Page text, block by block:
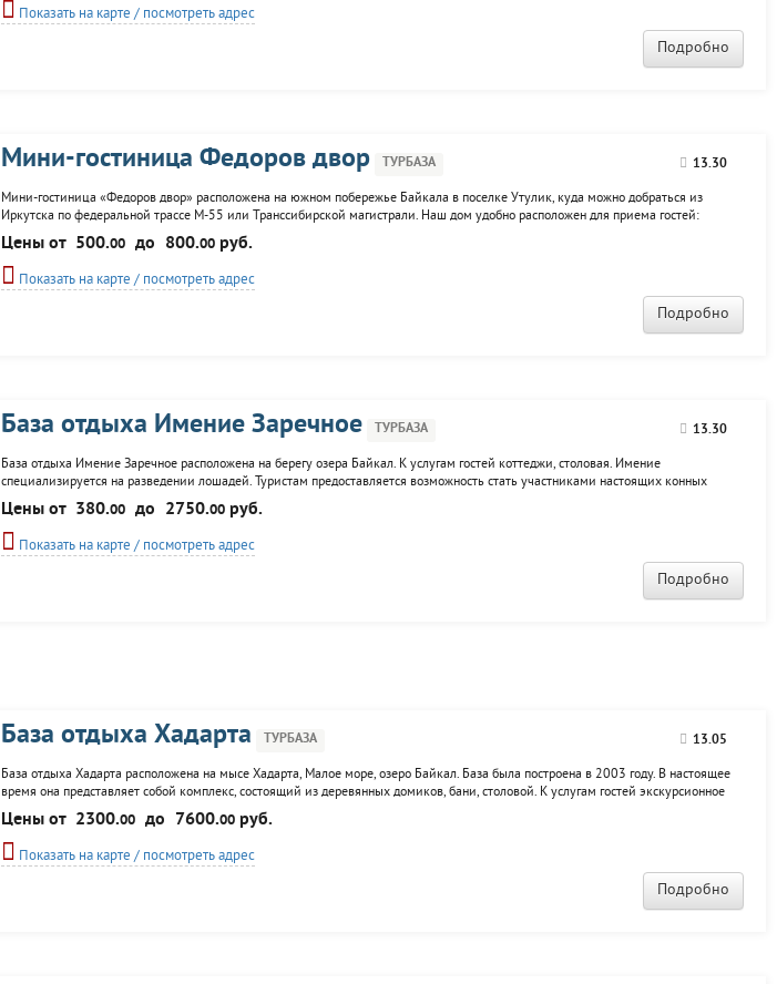
Показать на карте / посмотреть адрес
Подробно
13.30
Мини-гостиница Федоров двор ТУРБАЗА
Мини-гостиница «Федоров двор» расположена на южном побережье Байкала в поселке Утулик, куда можно добраться из
Иркутска по федеральной трассе М-55 или Транссибирской магистрали. Наш дом удобно расположен для приема гостей:
совсем рядом с трассой и ж/д станцией Утулик, но спрятан от глаз нетронутым лесом. Дом построен в лучших сибирских
традициях: сосновый брус, резные украшения на...
Цены от 500.00 до 800.00руб.
Показать на карте / посмотреть адрес
Подробно
13.30
База отдыха Имение Заречное ТУРБАЗА
База отдыха Имение Заречное расположена на берегу озера Байкал. К услугам гостей коттеджи, столовая. Имение
специализируется на разведении лошадей. Туристам предоставляется возможность стать участниками настоящих конных
туров, рассчитанных как на профессионалов, так и на начинающих наездников. Любители пеших походов могут, в
сопровождении гида, отправиться к местным достопримечательностям.
Цены от 380.00 до 2750.00руб.
Показать на карте / посмотреть адрес
Подробно
13.05
База отдыха Хадарта ТУРБАЗА
База отдыха Хадарта расположена на мысе Хадарта, Малое море, озеро Байкал. База была построена в 2003 году. В настоящее
время она представляет собой комплекс, состоящий из деревянных домиков, бани, столовой. К услугам гостей экскурсионное
сопровождение, прогулки на катерах, автомобилях, прокат велосипедов.
Цены от 2300.00 до 7600.00руб.
Показать на карте / посмотреть адрес
Подробно